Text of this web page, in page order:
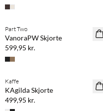
NYHED
Part Two
VanoraPW Skjorte
599,95 kr.
NYHED
Kaffe
KAgilda Skjorte
499,95 kr.